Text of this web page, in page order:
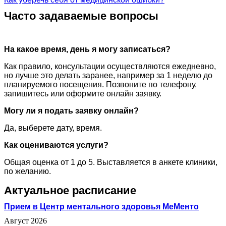
Часто задаваемые вопросы
На какое время, день я могу записаться?
Как правило, консультации осуществляются ежедневно,
но лучше это делать заранее, например за 1 неделю до
планируемого посещения. Позвоните по телефону,
запишитесь или оформите онлайн заявку.
Могу ли я подать заявку онлайн?
Да, выберете дату, время.
Как оцениваются услуги?
Общая оценка от 1 до 5. Выставляется в анкете клиники,
по желанию.
Актуальное расписание
Прием в Центр ментального здоровья МеМенто
Август 2026